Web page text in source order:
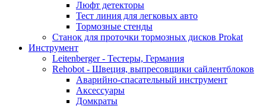
Люфт детекторы
Тест линия для легковых авто
Тормозные стенды
Станок для проточки тормозных дисков Prokat
Инструмент
Leitenberger - Тестеры, Германия
Rehobot - Швеция, выпресовщики сайлентблоков
Аварийно-спасательный инструмент
Аксессуары
Домкраты